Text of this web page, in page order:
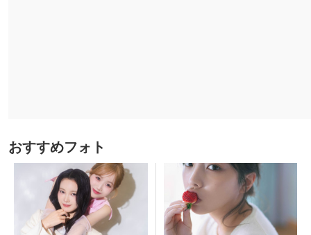
おすすめフォト